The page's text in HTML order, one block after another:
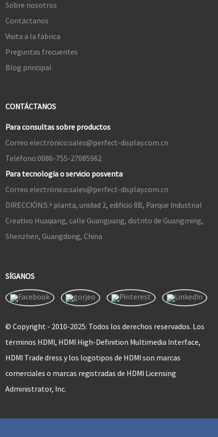
Sobre nosotros
Contáctanos
Visita a la fábrica
Preguntas frecuentes
Blog principal
CONTÁCTANOS
Para consultas sobre productos
Correo electrónico:sales@perfect-display.com.cn
Teléfono:0086-755-27085962
Para tecnología o servicio posventa
Correo electrónico:sales@perfect-display.com.cn
DIRECCIÓN:5.ª planta, unidad 2, edificio 8B, Parque Industrial
Creativo Huaqiang, calle Guanguang, distrito de Guangming,
Shenzhen, Guangdong, China
SÍGANOS
© Copyright - 2010-2025: Todos los derechos reservados. Los
términos HDMI, HDMI High-Definition Multimedia Interface,
HDMI Trade dress y los logotipos de HDMI son marcas
comerciales o marcas registradas de HDMI Licensing
Administrator, Inc.